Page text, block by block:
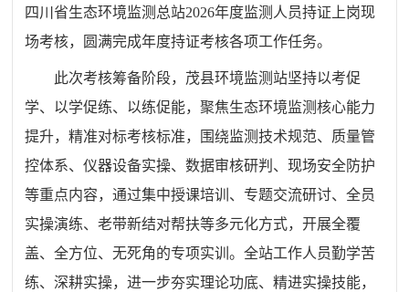
四川省生态环境监测总站2026年度监测人员持证上岗现
场考核，圆满完成年度持证考核各项工作任务。
此次考核筹备阶段，茂县环境监测站坚持以考促
学、以学促练、以练促能，聚焦生态环境监测核心能力
提升，精准对标考核标准，围绕监测技术规范、质量管
控体系、仪器设备实操、数据审核研判、现场安全防护
等重点内容，通过集中授课培训、专题交流研讨、全员
实操演练、老带新结对帮扶等多元化方式，开展全覆
盖、全方位、无死角的专项实训。全站工作人员勤学苦
练、深耕实操，进一步夯实理论功底、精进实操技能，